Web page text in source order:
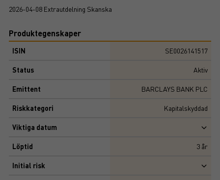
2026-04-08 Extrautdelning Skanska
Produktegenskaper
ISIN SE0026141517
Status Aktiv
Emittent BARCLAYS BANK PLC
Riskkategori Kapitalskyddad
Viktiga datum
Löptid 3 år
Initial risk